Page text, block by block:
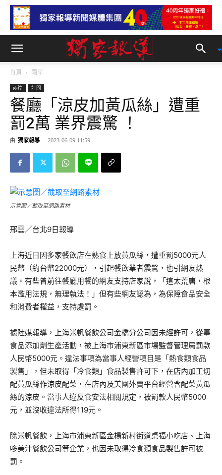
首頁 兩岸
兩岸 訂閱
餐廳「涼皮加黃瓜絲」遭重
罰2萬 業界震驚 ！
由 獨家報導 - 2023-06-09 11:59
示意圖／截取至網路素材
邢雲／台北9日報導
上海近日因多家餐飲店在熟食上放黃瓜絲，遭重罰5000元人
民幣（約台幣22000元），引起餐飲業者震驚，也引網友熱
議。有些曾前往餐廳用餐的網友支持店家說，「這太荒唐，根
本濫用法規，無理執法！」但有些網友認為，為保障食品安全
和消費者權益，支持處罰。
據陸媒報導，上海米帆餐飲公司金橋分公司因未經許可，從事
食品添加劑生產活動，被上海市浦東新區市場監督管理局罰款
人民幣5000元。違法事項為當事人經營項目是「熱食類食品
製售」，但未取得「冷食類」食品製售許可下，在店內加工切
配黃瓜絲作涼皮配菜，在店內及美團外賣平台經營含配菜黃瓜
絲的涼皮。當事人違反食安法相關規定，被罰款人民幣5000
元，並沒收違法所得119元。
除米帆餐飲，上海市浦東新區金楊新村街道桌福小吃店、上海
哆美汁餐飲公司等企業，也因未取得冷食類食品製售許可被
罰。